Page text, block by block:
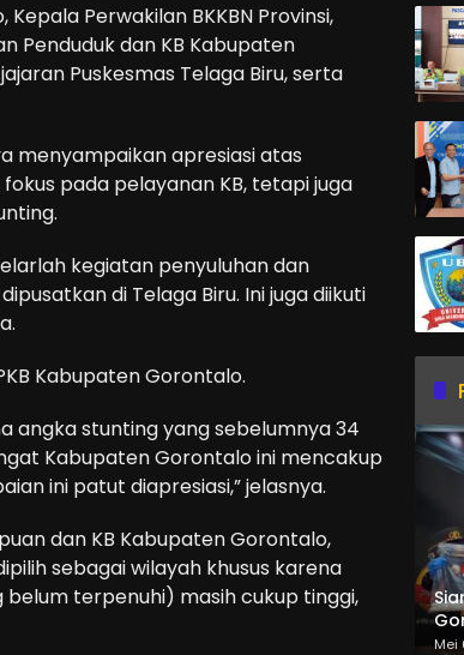
Perwakilan BKKBN Provinsi,
Penduduk dan KB Kabupaten
Puskesmas Telaga Biru, serta
menyampaikan apresiasi atas
pada pelayanan KB, tetapi juga
kegiatan penyuluhan dan
di Telaga Biru. Ini juga diikuti
Kabupaten Gorontalo.
angka stunting yang sebelumnya 34
Kabupaten Gorontalo ini mencakup
ini patut diapresiasi,” jelasnya.
dan KB Kabupaten Gorontalo,
sebagai wilayah khusus karena
terpenuhi) masih cukup tinggi,
Mei